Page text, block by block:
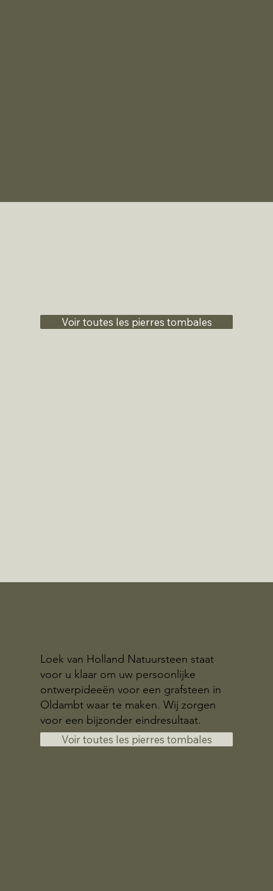
Voir toutes les pierres tombales
Loek van Holland Natuursteen staat
voor u klaar om uw persoonlijke
ontwerpideeën voor een grafsteen in
Oldambt waar te maken. Wij zorgen
voor een bijzonder eindresultaat.
Voir toutes les pierres tombales